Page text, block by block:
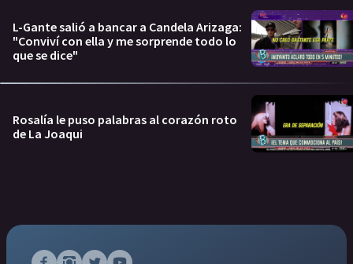
L-Gante salió a bancar a Candela Arizaga:
"Conviví con ella y me sorprende todo lo
que se dice"
Rosalía le puso palabras al corazón roto
de La Joaqui